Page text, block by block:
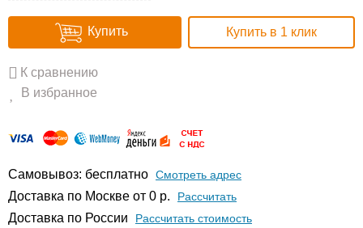
Купить Купить в 1 клик
К сравнению
В избранное
Самовывоз: бесплатно Смотреть адрес
Доставка по Москве от 0 р. Расcчитать
Доставка по России Рассчитать стоимость